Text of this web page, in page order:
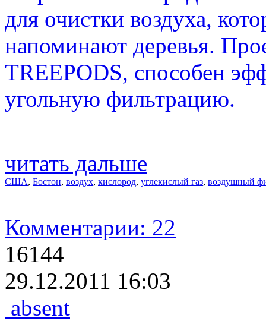
для очистки воздуха,
напоминают деревья.
TREEPODS, способен
угольную фильтрацию.
читать дальше
США, Бостон, воздух, кислород, углекислый газ, воздушный
Комментарии: 22
16144
29.12.2011 16:03
absent